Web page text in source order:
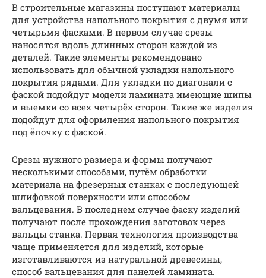
В строительные магазины поступают материалы
для устройства напольного покрытия с двумя или
четырьмя фасками. В первом случае срезы
наносятся вдоль длинных сторон каждой из
деталей. Такие элементы рекомендовано
использовать для обычной укладки напольного
покрытия рядами. Для укладки по диагонали с
фаской подойдут модели ламината имеющие шипы
и выемки со всех четырёх сторон. Такие же изделия
подойдут для оформления напольного покрытия
под ёлочку с фаской.
Срезы нужного размера и формы получают
несколькими способами, путём обработки
материала на фрезерных станках с последующей
шлифовкой поверхности или способом
вальцевания. В последнем случае фаску изделий
получают после прохождения заготовок через
вальцы станка. Первая технология производства
чаще применяется для изделий, которые
изготавливаются из натуральной древесины,
способ вальцевания для панелей ламината.